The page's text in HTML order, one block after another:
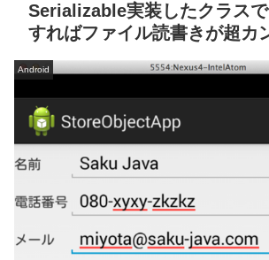
Serializable実装したクラス
すればファイル読書きが超カ
Android